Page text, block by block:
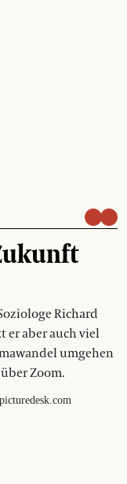
Richard
er aber auch viel
umgehen
Zoom.